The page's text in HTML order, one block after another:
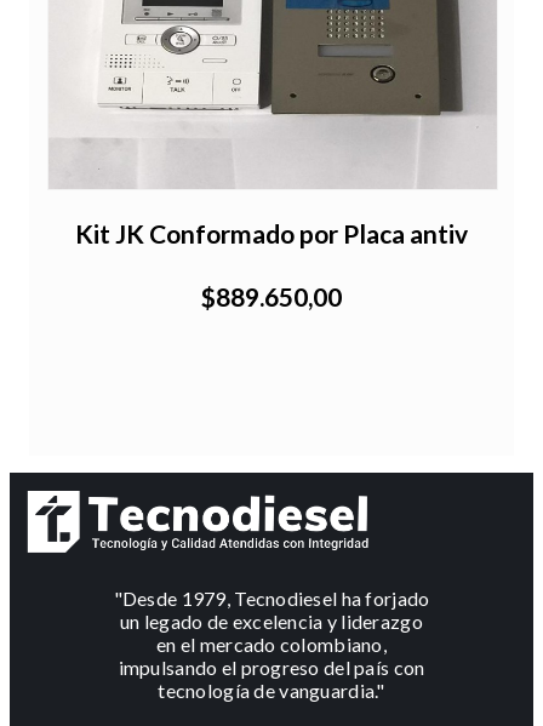
Kit JK Conformado por Placa antiv
$889.650,00
"Desde 1979, Tecnodiesel ha forjado
un legado de excelencia y liderazgo
en el mercado colombiano,
impulsando el progreso del país con
tecnología de vanguardia."